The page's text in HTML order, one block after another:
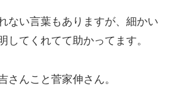
ない言葉もありますが、細かい
してくれてて助かってます。
さんこと菅家伸さん。